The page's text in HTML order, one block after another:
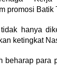
promosi Batik
hanya
ketingkat
beharap para